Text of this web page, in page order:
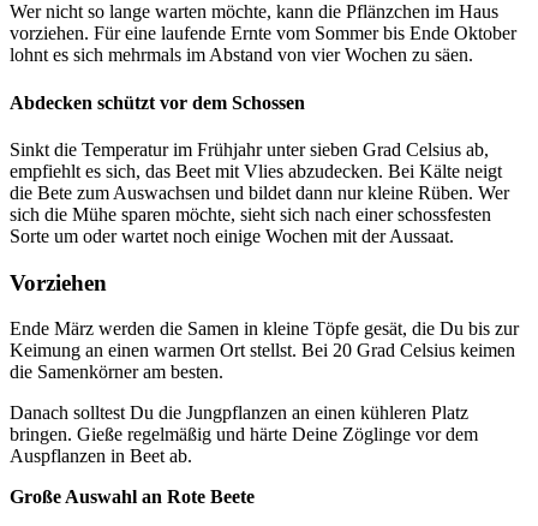
Wer nicht so lange warten möchte, kann die Pflänzchen im Haus
vorziehen. Für eine laufende Ernte vom Sommer bis Ende Oktober
lohnt es sich mehrmals im Abstand von vier Wochen zu säen.
Abdecken schützt vor dem Schossen
Sinkt die Temperatur im Frühjahr unter sieben Grad Celsius ab,
empfiehlt es sich, das Beet mit Vlies abzudecken. Bei Kälte neigt
die Bete zum Auswachsen und bildet dann nur kleine Rüben. Wer
sich die Mühe sparen möchte, sieht sich nach einer schossfesten
Sorte um oder wartet noch einige Wochen mit der Aussaat.
Vorziehen
Ende März werden die Samen in kleine Töpfe gesät, die Du bis zur
Keimung an einen warmen Ort stellst. Bei 20 Grad Celsius keimen
die Samenkörner am besten.
Danach solltest Du die Jungpflanzen an einen kühleren Platz
bringen. Gieße regelmäßig und härte Deine Zöglinge vor dem
Auspflanzen in Beet ab.
Große Auswahl an Rote Beete